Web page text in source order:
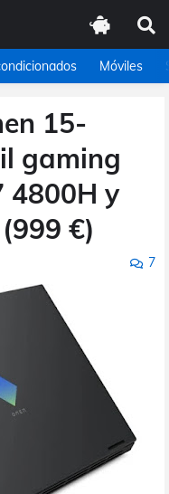
Móviles
15-
gaming
4800H y
€)
7